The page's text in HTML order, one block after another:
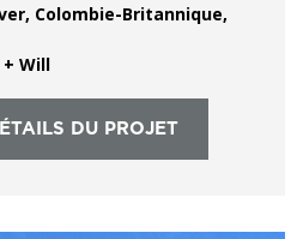
Colombie-Britannique,
Will
DU PROJET